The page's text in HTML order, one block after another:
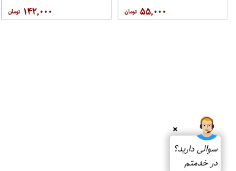
۵۵,۰۰۰ ۱۴۲,۰۰۰
❌
سوالی دارید؟
در خدمتم